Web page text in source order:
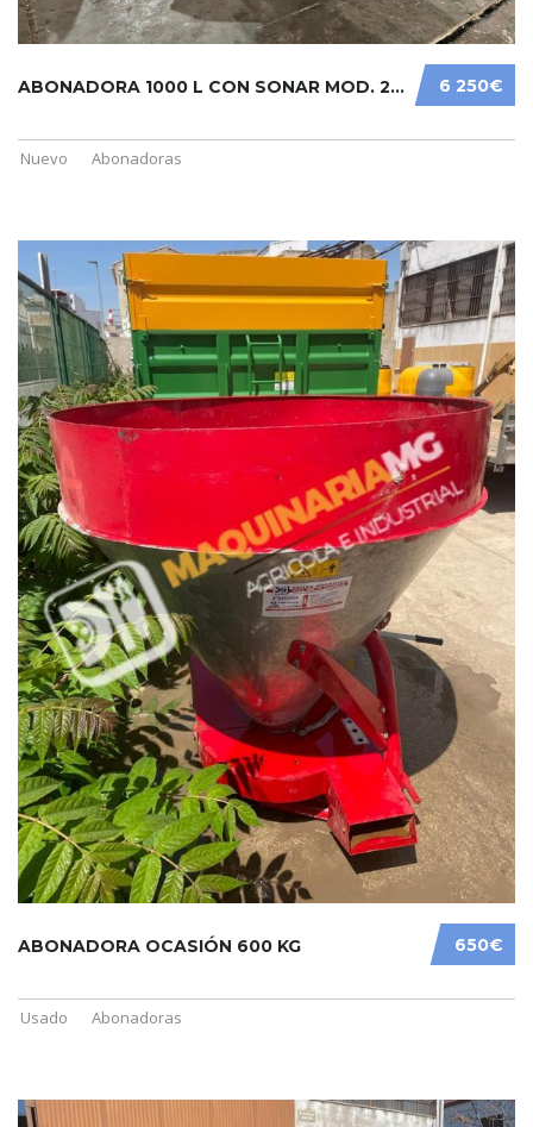
6 250€
ABONADORA 1000 L CON SONAR MOD. 2023
Nuevo Abonadoras
650€
ABONADORA OCASIÓN 600 KG
Usado Abonadoras